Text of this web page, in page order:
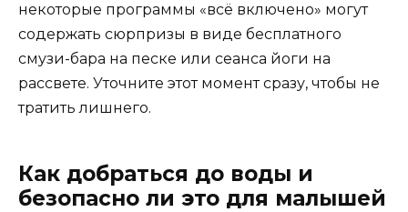
некоторые программы «всё включено» могут
содержать сюрпризы в виде бесплатного
смузи-бара на песке или сеанса йоги на
рассвете. Уточните этот момент сразу, чтобы не
тратить лишнего.
Как добраться до воды и
безопасно ли это для малышей